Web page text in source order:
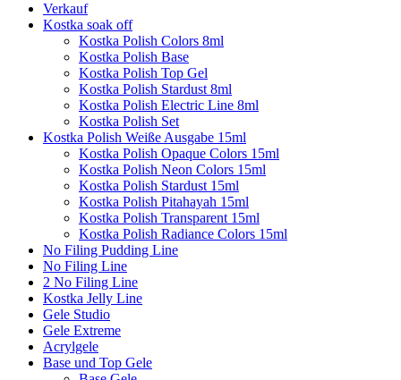
Verkauf
Kostka soak off
Kostka Polish Colors 8ml
Kostka Polish Base
Kostka Polish Top Gel
Kostka Polish Stardust 8ml
Kostka Polish Electric Line 8ml
Kostka Polish Set
Kostka Polish Weiße Ausgabe 15ml
Kostka Polish Opaque Colors 15ml
Kostka Polish Neon Colors 15ml
Kostka Polish Stardust 15ml
Kostka Polish Pitahayah 15ml
Kostka Polish Transparent 15ml
Kostka Polish Radiance Colors 15ml
No Filing Pudding Line
No Filing Line
2 No Filing Line
Kostka Jelly Line
Gele Studio
Gele Extreme
Acrylgele
Base und Top Gele